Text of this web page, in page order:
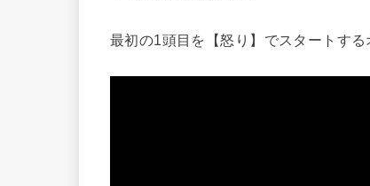
最初の1頭目を【怒り】でスタートす